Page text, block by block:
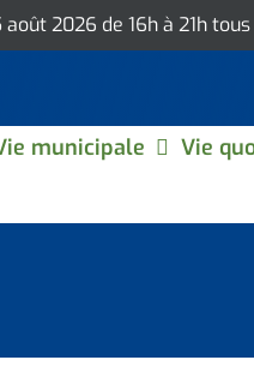
août 2026 de 16h à 21h
municipale Vie